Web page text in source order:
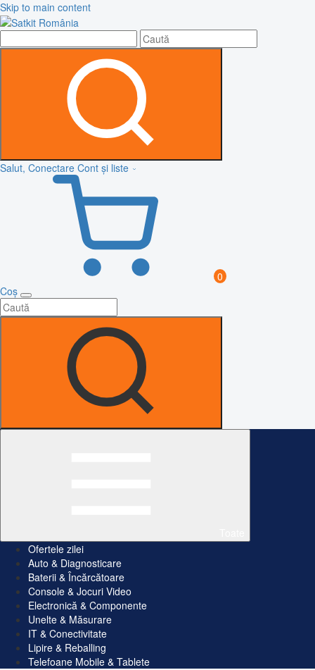
Skip to main content
Salut, Conectare Cont și liste
0
Coș
Ofertele zilei
Auto & Diagnosticare
Baterii & Încărcătoare
Console & Jocuri Video
Electronică & Componente
Unelte & Măsurare
IT & Conectivitate
Lipire & Reballing
Telefoane Mobile & Tablete